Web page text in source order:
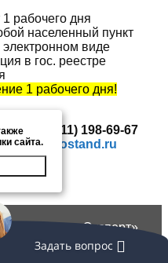
рабочего дня
населенный пункт
виде
в гос. реестре
1 рабочего дня!
тел.
+7 (911) 198-69-67
info@gostand.ru
Эксперт»
319237500078186)
сайта.
Задать вопрос